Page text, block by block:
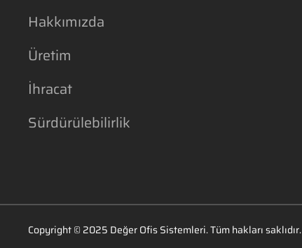
Hakkımızda
Üretim
İhracat
Sürdürülebilirlik
Copyright © 2025 Değer Ofis Sistemleri. Tüm hakları saklıdır.